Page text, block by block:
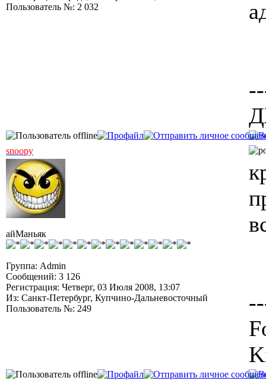
Пользователь №: 2 032
snoopy
айМаньяк
Группа: Admin
Сообщений: 3 126
Регистрация: Четверг, 03 Июля 2008, 13:07
Из: Санкт-Петербург, Купчино-Дальневосточный
Пользователь №: 249